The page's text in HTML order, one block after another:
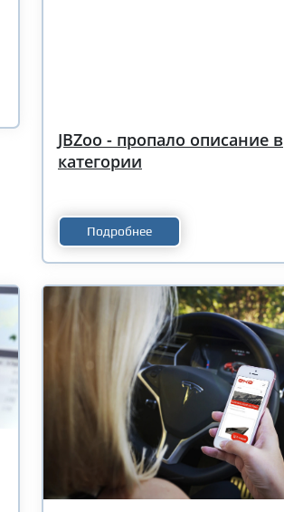
JBZoo - пропало описание в
категории
Подробнее